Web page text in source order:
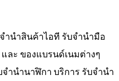
ำนำสินค้าไอที รับจำนำมือ
ละ ของแบรนด์เนมต่างๆ
ำนำนาฬิกา บริการ รับจำนำ